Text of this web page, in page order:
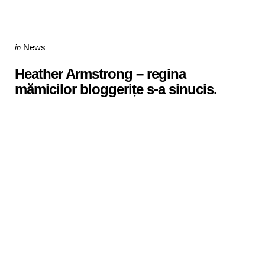
Categories
Posted
in News
Heather Armstrong – regina
mămicilor bloggerițe s-a sinucis.